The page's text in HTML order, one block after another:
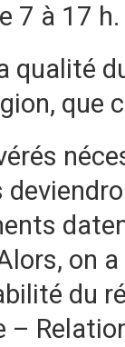
7 à 17 h.
qualité
on
du
–